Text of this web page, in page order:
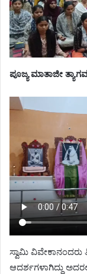
ಪೂಜ್ಯ ಮಾತಾಜೀ
ಸ್ವಾಮಿ
ಆದರ್ಶಗಳಾಗಿದ್ದು